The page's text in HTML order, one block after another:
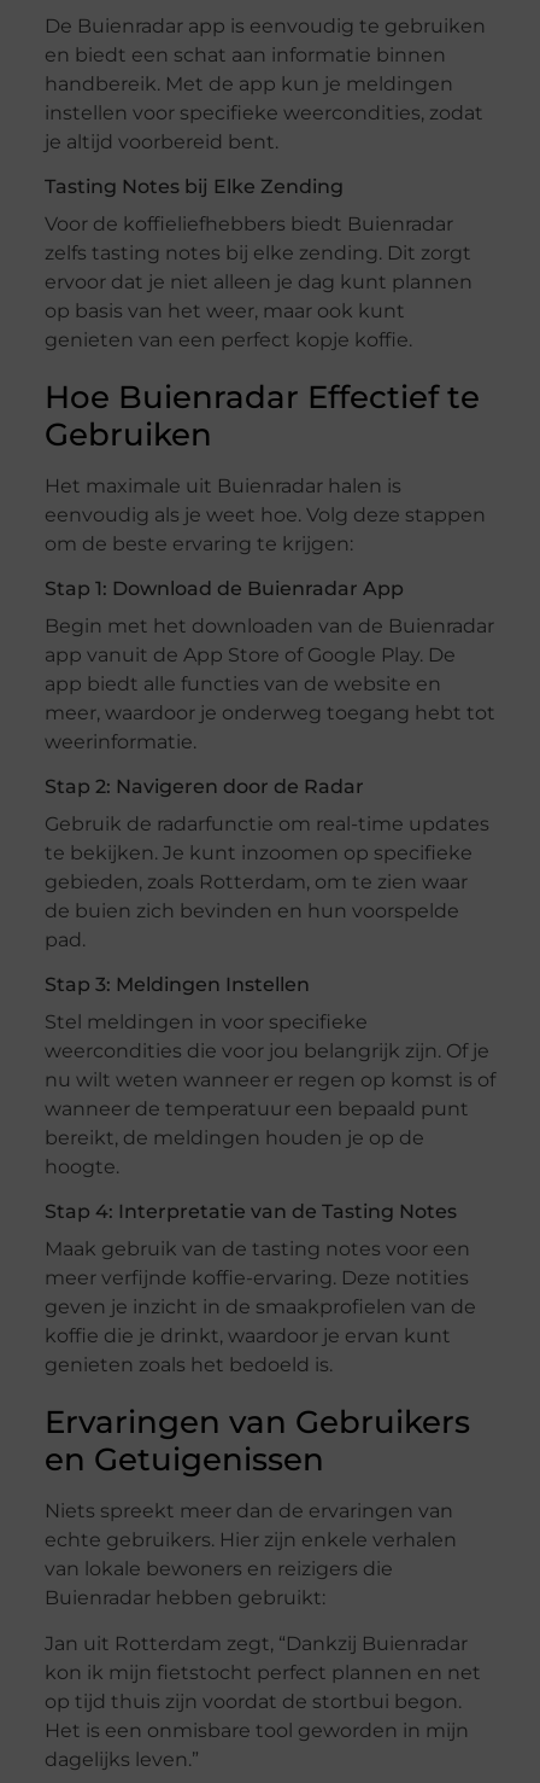
De Buienradar app is eenvoudig te gebruiken
en biedt een schat aan informatie binnen
handbereik. Met de app kun je meldingen
instellen voor specifieke weercondities, zodat
je altijd voorbereid bent.
Tasting Notes bij Elke Zending
Voor de koffieliefhebbers biedt Buienradar
zelfs tasting notes bij elke zending. Dit zorgt
ervoor dat je niet alleen je dag kunt plannen
op basis van het weer, maar ook kunt
genieten van een perfect kopje koffie.
Hoe Buienradar Effectief te
Gebruiken
Het maximale uit Buienradar halen is
eenvoudig als je weet hoe. Volg deze stappen
om de beste ervaring te krijgen:
Stap 1: Download de Buienradar App
Begin met het downloaden van de Buienradar
app vanuit de App Store of Google Play. De
app biedt alle functies van de website en
meer, waardoor je onderweg toegang hebt tot
weerinformatie.
Stap 2: Navigeren door de Radar
Gebruik de radarfunctie om real-time updates
te bekijken. Je kunt inzoomen op specifieke
gebieden, zoals Rotterdam, om te zien waar
de buien zich bevinden en hun voorspelde
pad.
Stap 3: Meldingen Instellen
Stel meldingen in voor specifieke
weercondities die voor jou belangrijk zijn. Of je
nu wilt weten wanneer er regen op komst is of
wanneer de temperatuur een bepaald punt
bereikt, de meldingen houden je op de
hoogte.
Stap 4: Interpretatie van de Tasting Notes
Maak gebruik van de tasting notes voor een
meer verfijnde koffie-ervaring. Deze notities
geven je inzicht in de smaakprofielen van de
koffie die je drinkt, waardoor je ervan kunt
genieten zoals het bedoeld is.
Ervaringen van Gebruikers
en Getuigenissen
Niets spreekt meer dan de ervaringen van
echte gebruikers. Hier zijn enkele verhalen
van lokale bewoners en reizigers die
Buienradar hebben gebruikt:
Jan uit Rotterdam zegt, “Dankzij Buienradar
kon ik mijn fietstocht perfect plannen en net
op tijd thuis zijn voordat de stortbui begon.
Het is een onmisbare tool geworden in mijn
dagelijks leven.”